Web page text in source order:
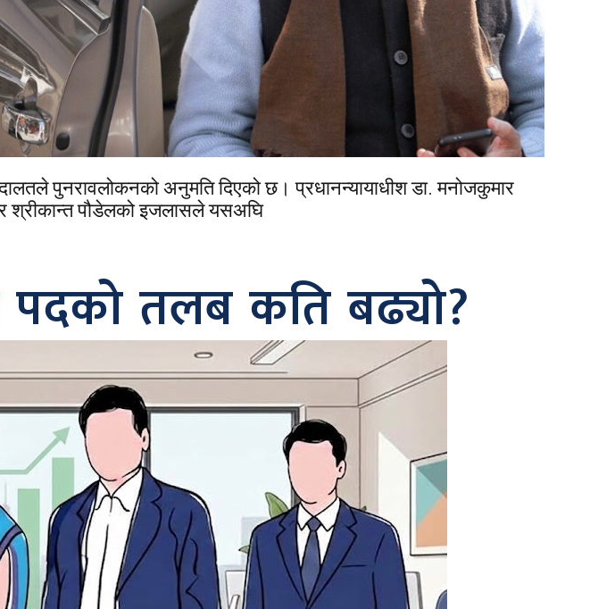
पुनरावलोकनको अनुमति दिएको छ। प्रधानन्यायाधीश डा. मनोजकुमार
र श्रीकान्त पौडेलको इजलासले यसअघि
तलब कति बढ्यो?